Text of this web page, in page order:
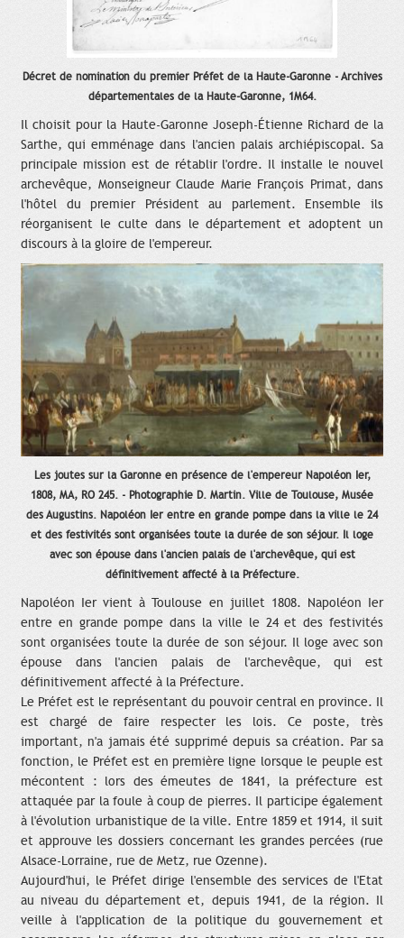
Décret de nomination du premier Préfet de la Haute-Garonne - Archives
départementales de la Haute-Garonne, 1M64.
Il choisit pour la Haute-Garonne Joseph-Étienne Richard de la
Sarthe, qui emménage dans l'ancien palais archiépiscopal. Sa
principale mission est de rétablir l'ordre. Il installe le nouvel
archevêque, Monseigneur Claude Marie François Primat, dans
l'hôtel du premier Président au parlement. Ensemble ils
réorganisent le culte dans le département et adoptent un
discours à la gloire de l'empereur.
Les joutes sur la Garonne en présence de l'empereur Napoléon Ier,
1808, MA, RO 245. - Photographie D. Martin. Ville de Toulouse, Musée
des Augustins. Napoléon Ier entre en grande pompe dans la ville le 24
et des festivités sont organisées toute la durée de son séjour. Il loge
avec son épouse dans l'ancien palais de l'archevêque, qui est
définitivement affecté à la Préfecture.
Napoléon Ier vient à Toulouse en juillet 1808. Napoléon Ier
entre en grande pompe dans la ville le 24 et des festivités
sont organisées toute la durée de son séjour. Il loge avec son
épouse dans l'ancien palais de l'archevêque, qui est
définitivement affecté à la Préfecture.
Le Préfet est le représentant du pouvoir central en province. Il
est chargé de faire respecter les lois. Ce poste, très
important, n'a jamais été supprimé depuis sa création. Par sa
fonction, le Préfet est en première ligne lorsque le peuple est
mécontent : lors des émeutes de 1841, la préfecture est
attaquée par la foule à coup de pierres. Il participe également
à l'évolution urbanistique de la ville. Entre 1859 et 1914, il suit
et approuve les dossiers concernant les grandes percées (rue
Alsace-Lorraine, rue de Metz, rue Ozenne).
Aujourd'hui, le Préfet dirige l'ensemble des services de l'Etat
au niveau du département et, depuis 1941, de la région. Il
veille à l'application de la politique du gouvernement et